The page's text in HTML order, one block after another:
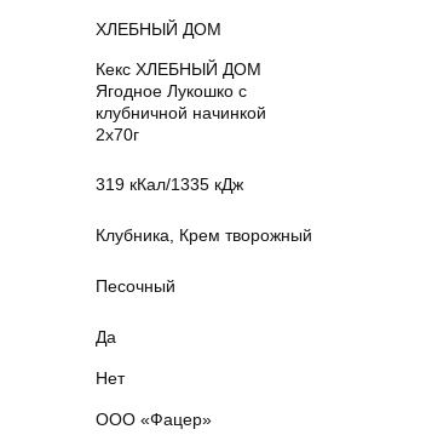
ХЛЕБНЫЙ ДОМ
Кекс ХЛЕБНЫЙ ДОМ
Ягодное Лукошко с
клубничной начинкой
2х70г
319 кКал/1335 кДж
Клубника, Крем творожный
Песочный
Да
Нет
ООО «Фацер»